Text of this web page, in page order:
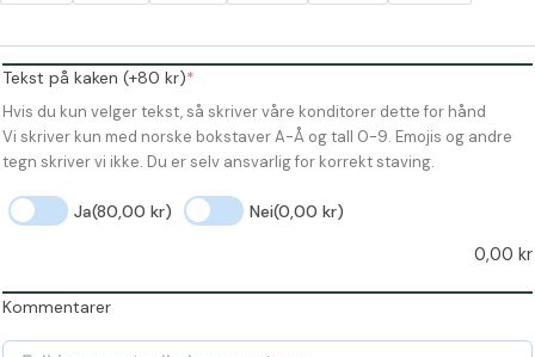
2.350,00 kr
Tekst på kaken (+80 kr)*
Hvis du kun velger tekst, så skriver våre konditorer dette for hånd
Vi skriver kun med norske bokstaver A-Å og tall 0-9. Emojis og andre
tegn skriver vi ikke. Du er selv ansvarlig for korrekt staving.
Ja(80,00 kr) Nei(0,00 kr)
0,00 kr
Kommentarer